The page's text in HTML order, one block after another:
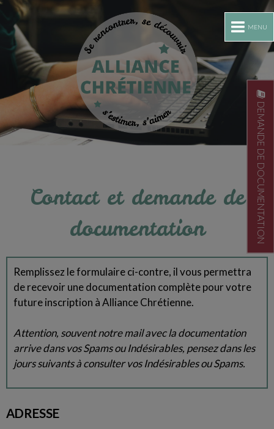
MENU
DEMANDE DE DOCUMENTATION
Contact et demande de
documentation
Remplissez le formulaire ci-contre, il vous permettra
de recevoir une documentation complète pour votre
future inscription à Alliance Chrétienne.
Attention, souvent notre mail avec la documentation
arrive dans vos Spams ou Indésirables, pensez dans les
jours suivants à consulter vos Indésirables ou Spams.
ADRESSE